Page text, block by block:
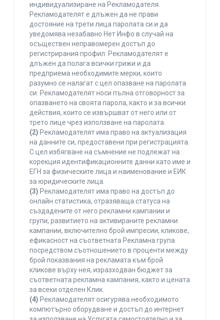
индивидуализиране на Рекламодателя.
Рекламодателят е длъжен да не прави
достояние на трети лица паролата си и да
уведомява незабавно Нет Инфо в случай на
осъществен неправомерен достъп до
регистрирания профил. Рекламодателят е
длъжен да полага всички грижи и да
предприема необходимите мерки, които
разумно се налагат с цел опазване на паролата
си. Рекламодателят носи пълна отговорност за
опазването на своята парола, както и за всички
действия, които се извършват от него или от
трето лице чрез използване на паролата.
(2) Рекламодателят има право на актуализация
на данните си, предоставени при регистрацията.
С цел избягване на съмнение не подлежат на
корекция идентификационните данни като име и
ЕГН за физическите лица и наименование и ЕИК
за юридическите лица.
(3) Рекламодателят има право на достъп до
онлайн статистика, отразяваща статуса на
създадените от него рекламни кампании и
групи, развитието на активираните рекламни
кампании, включително брой импресии, кликове,
ефикасност на съответната Рекламна група
посредством съотношението в проценти между
брой показвания на рекламата към брой
кликове върху нея, изразходван бюджет за
съответната рекламна кампания, както и цената
за всеки отделен Клик.
(4) Рекламодателят осигурява необходимото
компютърно оборудване и достъп до интернет